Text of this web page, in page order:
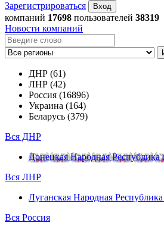
Зарегистрироваться
компаний 17698 пользователей 38319
Новости компаний
ДНР (61)
ЛНР (42)
Россия (16896)
Украина (164)
Беларусь (379)
Вся ДНР
Донецкая Народная Республика
Вся ЛНР
Луганская Народная
Вся Россия